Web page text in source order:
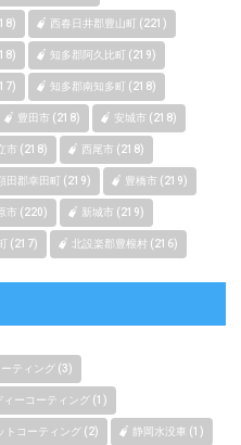
西春日井郡豊山町 (221)
知多郡阿久比町 (219)
知多郡南知多町 (218)
豊田市 (218) 安城市 (218)
市 (218) 西尾市 (218)
田郡幸田町 (219) 豊橋市 (219)
市 (220) 新城市 (219)
(217) 北設楽郡豊根村 (216)
ティング (3)
ィーコーティング (1)
トコーティング (2) 静岡水没車 (1)